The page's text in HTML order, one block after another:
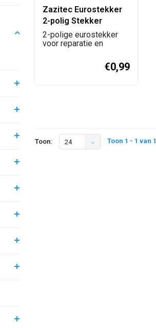
Zazitec Eurostekker
2-polig Stekker
(Reparatie-/Aansluitstekker)
2-polige eurostekker
voor reparatie en
€0,99
Toon: 24 Toon 1 - 1 van 1